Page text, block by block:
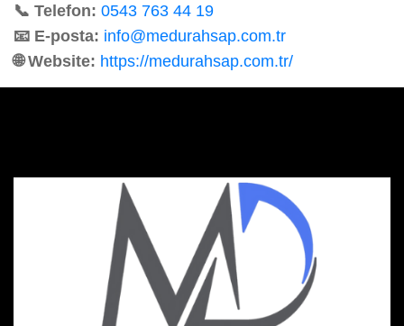
📞 Telefon: 0543 763 44 19
📧 E-posta: info@medurahsap.com.tr
🌐 Website: https://medurahsap.com.tr/